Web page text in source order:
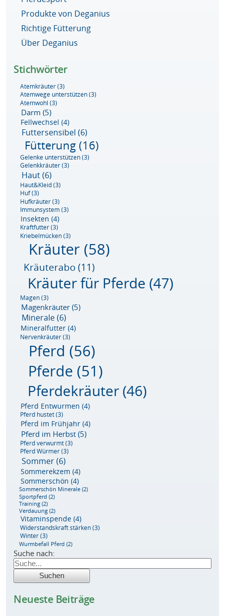
Produkte von Deganius
Richtige Fütterung
Über Deganius
Stichwörter
Atemkräuter(3)
Atemwege unterstützen(3)
Atemwohl (3)
Darm (5)
Fellwechsel (4)
Futtersensibel (6)
Fütterung(16)
Gelenke unterstützen(3)
Gelenkkräuter(3)
Haut(6)
Haut&Kleid(3)
Huf(3)
Hufkräuter(3)
Immunsystem(3)
Insekten (4)
Kraftfutter(3)
Kriebelmücken(3)
Kräuter(58)
Kräuterabo(11)
Kräuter für Pferde (47)
Magen(3)
Magenkräuter (5)
Minerale(6)
Mineralfutter (4)
Nervenkräuter(3)
Pferd (56)
Pferde (51)
Pferdekräuter (46)
Pferd Entwurmen (4)
Pferd hustet(3)
Pferd im Frühjahr (4)
Pferd im Herbst (5)
Pferd verwurmt(3)
Pferd Würmer(3)
Sommer(6)
Sommerekzem (4)
Sommerschön (4)
Sommerschön Minerale (2)
Sportpferd (2)
Training (2)
Verdauung (2)
Vitaminspende (4)
Widerstandskraft stärken(3)
Winter(3)
Wurmbefall Pferd (2)
Suche nach:
Neueste Beiträge